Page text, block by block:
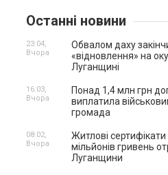
Останні новини
Обвалом даху
«відновлення» на
Луганщині
23:04,
Вчора
Понад 1,4 млн грн
виплатила
громада
16:03,
Вчора
Житлові
мільйонів гривень
Луганщини
08:02,
Вчора